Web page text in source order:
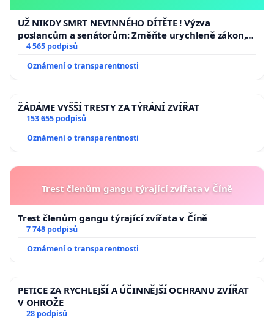
UŽ NIKDY SMRT NEVINNÉHO DÍTĚTE ! Výzva
poslancům a senátorům: Změňte urychleně zákon,
aby se tragédie malé Viktorky už nemohla opakovat!
4 565 podpisů
Oznámení o transparentnosti
ŽÁDÁME VYŠŠÍ TRESTY ZA TÝRÁNÍ ZVÍŘAT
153 655 podpisů
Oznámení o transparentnosti
Trest členům gangu týrající zvířata v Číně
Trest členům gangu týrající zvířata v Číně
7 748 podpisů
Oznámení o transparentnosti
PETICE ZA RYCHLEJŠÍ A ÚČINNĚJŠÍ OCHRANU ZVÍŘAT
V OHROŽE
28 podpisů